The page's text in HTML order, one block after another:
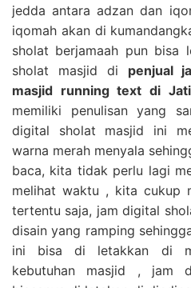
jedda antara adzan dan
iqomah akan di
sholat berjamaah pun bisa
sholat masjid di penjual
masjid running text di
memiliki penulisan yang
digital sholat masjid ini
warna merah menyala
baca, kita tidak perlu lagi
melihat waktu , kita cukup
tertentu saja, jam digital
disain yang ramping
ini bisa di letakkan di
kebutuhan masjid , jam